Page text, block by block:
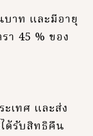
าท และมีอายุ
า 45 % ของ
เทศ และส่ง
ด้รับสิทธิคืน